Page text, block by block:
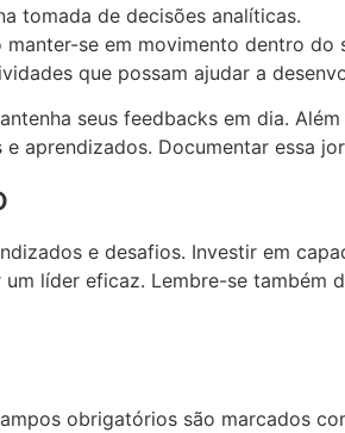
tomada de decisões analíticas.
se em movimento dentro
que possam ajudar a
seus feedbacks em dia.
aprendizados. Documentar essa
e desafios. Investir em
líder eficaz. Lembre-se
obrigatórios são marcados